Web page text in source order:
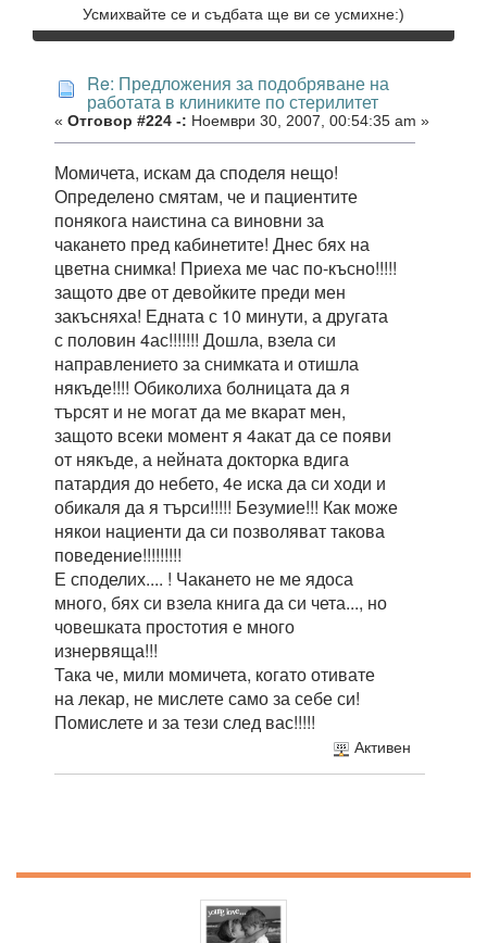
Усмихвайте се и съдбата ще ви се усмихне:)
Re: Предложения за подобряване на
работата в клиниките по стерилитет
« Отговор #224 -: Ноември 30, 2007, 00:54:35 am »
Момичета, искам да споделя нещо!
Определено смятам, че и пациентите
понякога наистина са виновни за
чакането пред кабинетите! Днес бях на
цветна снимка! Приеха ме час по-късно!!!!!
защото две от девойките преди мен
закъсняха! Едната с 10 минути, а другата
с половин 4ас!!!!!!! Дошла, взела си
направлението за снимката и отишла
някъде!!!! Обиколиха болницата да я
търсят и не могат да ме вкарат мен,
защото всеки момент я 4акат да се появи
от някъде, а нейната докторка вдига
патардия до небето, 4е иска да си ходи и
обикаля да я търси!!!!! Безумие!!! Как може
някои нациенти да си позволяват такова
поведение!!!!!!!!!
Е споделих.... ! Чакането не ме ядоса
много, бях си взела книга да си чета..., но
човешката простотия е много
изнервяща!!!
Така че, мили момичета, когато отивате
на лекар, не мислете само за себе си!
Помислете и за тези след вас!!!!!
Активен